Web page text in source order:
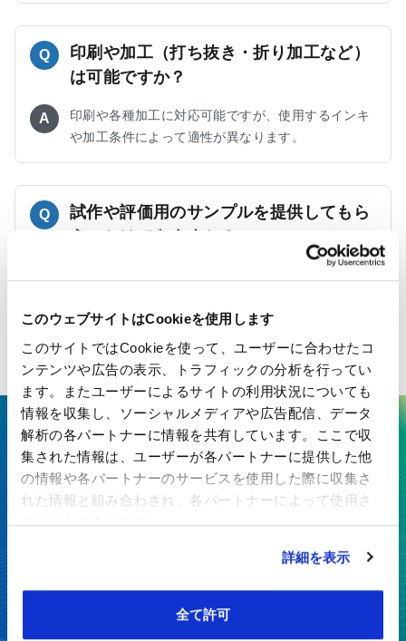
このウェブサイトはCookieを使用します
このサイトではCookieを使って、ユーザーに合わせたコ
ンテンツや広告の表示、トラフィックの分析を行ってい
ます。またユーザーによるサイトの利用状況についても
情報を収集し、ソーシャルメディアや広告配信、データ
解析の各パートナーに情報を共有しています。ここで収
集された情報は、ユーザーが各パートナーに提供した他
の情報や各パートナーのサービスを使用した際に収集さ
れた情報と組み合わされ、各パートナーによって使用さ
れることがあります。
詳細を表示
全て許可
Q
印刷や加工（打ち抜き・折り加工など）
は可能ですか？
A
印刷や各種加工に対応可能ですが、使用するインキ
や加工条件によって適性が異なります。
Q
試作や評価用のサンプルを提供してもら
うことはできますか？
A
ここにしかない技術で、最先端の
価値を生み出す
カタログダウンロード